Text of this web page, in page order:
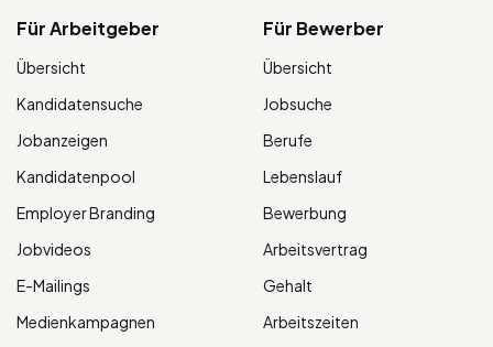
Für Arbeitgeber
Übersicht
Kandidatensuche
Jobanzeigen
Kandidatenpool
Employer Branding
Jobvideos
E-Mailings
Medienkampagnen
Für Bewerber
Übersicht
Jobsuche
Berufe
Lebenslauf
Bewerbung
Arbeitsvertrag
Gehalt
Arbeitszeiten